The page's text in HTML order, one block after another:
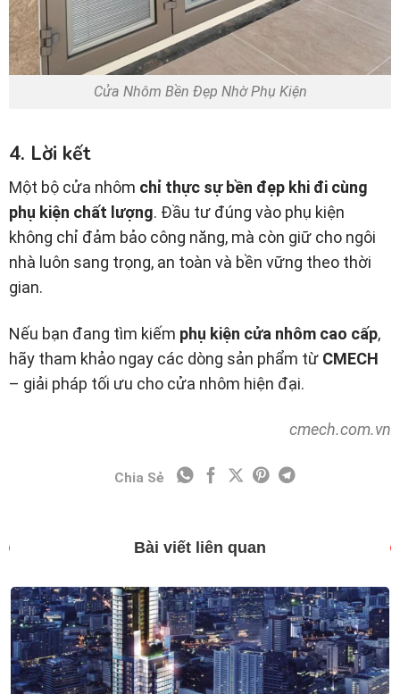
Cửa Nhôm Bền Đẹp Nhờ Phụ Kiện
4. Lời kết
Một bộ cửa nhôm chỉ thực sự bền đẹp khi đi cùng
phụ kiện chất lượng. Đầu tư đúng vào phụ kiện
không chỉ đảm bảo công năng, mà còn giữ cho ngôi
nhà luôn sang trọng, an toàn và bền vững theo thời
gian.
Nếu bạn đang tìm kiếm phụ kiện cửa nhôm cao cấp,
hãy tham khảo ngay các dòng sản phẩm từ CMECH
– giải pháp tối ưu cho cửa nhôm hiện đại.
cmech.com.vn
Chia Sẻ
Bài viết liên quan